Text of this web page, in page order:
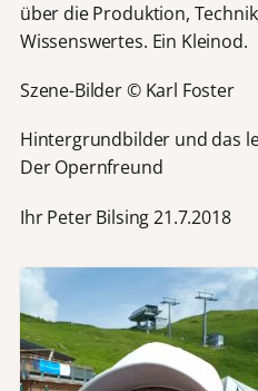
über die Produktion,
Wissenswertes. Ein Kleinod.
Szene-Bilder © Karl Foster
Hintergrundbilder und das
Der Opernfreund
Ihr Peter Bilsing 21.7.2018